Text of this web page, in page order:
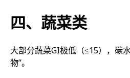
四、蔬菜类
大部分蔬菜GI极低（≤15），碳
物”。